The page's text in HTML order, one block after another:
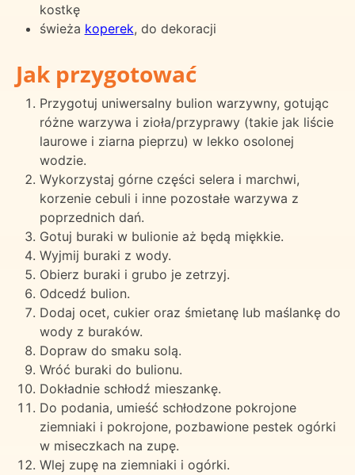
kostkę
świeża koperek, do dekoracji
Jak przygotować
Przygotuj uniwersalny bulion warzywny, gotując
różne warzywa i zioła/przyprawy (takie jak liście
laurowe i ziarna pieprzu) w lekko osolonej
wodzie.
Wykorzystaj górne części selera i marchwi,
korzenie cebuli i inne pozostałe warzywa z
poprzednich dań.
Gotuj buraki w bulionie aż będą miękkie.
Wyjmij buraki z wody.
Obierz buraki i grubo je zetrzyj.
Odcedź bulion.
Dodaj ocet, cukier oraz śmietanę lub maślankę do
wody z buraków.
Dopraw do smaku solą.
Wróć buraki do bulionu.
Dokładnie schłodź mieszankę.
Do podania, umieść schłodzone pokrojone
ziemniaki i pokrojone, pozbawione pestek ogórki
w miseczkach na zupę.
Wlej zupę na ziemniaki i ogórki.